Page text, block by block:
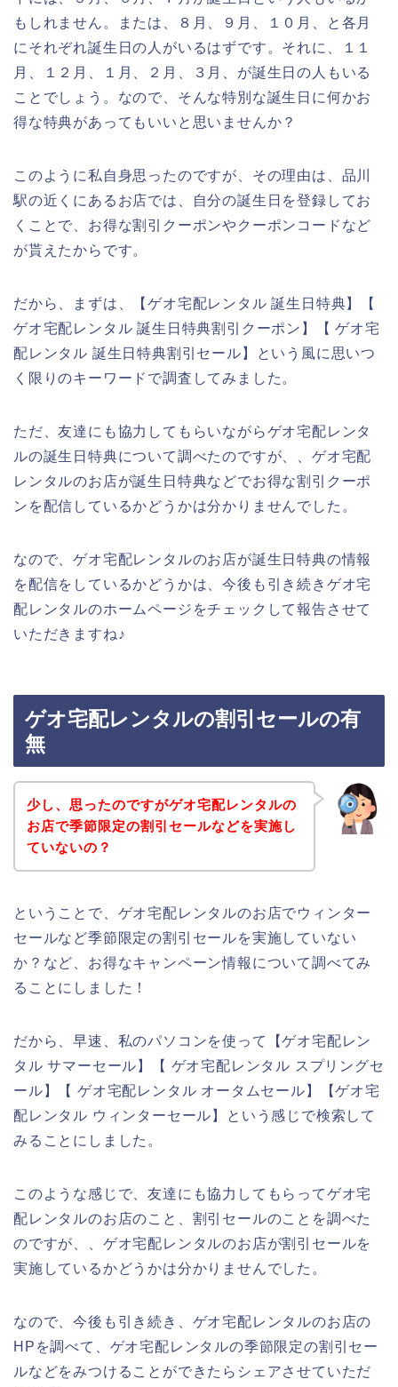
もしれません。または、８月、９月、１０月、と各月
にそれぞれ誕生日の人がいるはずです。それに、１１
月、１２月、１月、２月、３月、が誕生日の人もいる
ことでしょう。なので、そんな特別な誕生日に何かお
得な特典があってもいいと思いませんか？
このように私自身思ったのですが、その理由は、品川
駅の近くにあるお店では、自分の誕生日を登録してお
くことで、お得な割引クーポンやクーポンコードなど
が貰えたからです。
だから、まずは、【ゲオ宅配レンタル 誕生日特典】【
ゲオ宅配レンタル 誕生日特典割引クーポン】【 ゲオ宅
配レンタル 誕生日特典割引セール】という風に思いつ
く限りのキーワードで調査してみました。
ただ、友達にも協力してもらいながらゲオ宅配レンタ
ルの誕生日特典について調べたのですが、、ゲオ宅配
レンタルのお店が誕生日特典などでお得な割引クーポ
ンを配信しているかどうかは分かりませんでした。
なので、ゲオ宅配レンタルのお店が誕生日特典の情報
を配信をしているかどうかは、今後も引き続きゲオ宅
配レンタルのホームページをチェックして報告させて
いただきますね♪
ゲオ宅配レンタルの割引セールの有
無
少し、思ったのですがゲオ宅配レンタルの
お店で季節限定の割引セールなどを実施し
ていないの？
ということで、ゲオ宅配レンタルのお店でウィンター
セールなど季節限定の割引セールを実施していない
か？など、お得なキャンペーン情報について調べてみ
ることにしました！
だから、早速、私のパソコンを使って【ゲオ宅配レン
タル サマーセール】【 ゲオ宅配レンタル スプリングセ
ール】【 ゲオ宅配レンタル オータムセール】【ゲオ宅
配レンタル ウィンターセール】という感じで検索して
みることにしました。
このような感じで、友達にも協力してもらってゲオ宅
配レンタルのお店のこと、割引セールのことを調べた
のですが、、ゲオ宅配レンタルのお店が割引セールを
実施しているかどうかは分かりませんでした。
なので、今後も引き続き、ゲオ宅配レンタルのお店の
HPを調べて、ゲオ宅配レンタルの季節限定の割引セー
ルなどをみつけることができたらシェアさせていただ